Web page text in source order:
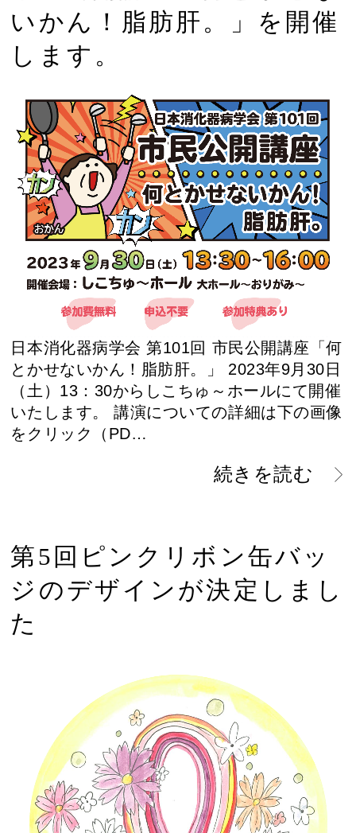
いかん！脂肪肝。」を開催
します。
日本消化器病学会 第101回 市民公開講座「何
とかせないかん！脂肪肝。」 2023年9月30日
（土）13：30からしこちゅ～ホールにて開催
いたします。 講演についての詳細は下の画像
をクリック（PD…
続きを読む
第5回ピンクリボン缶バッ
ジのデザインが決定しまし
た